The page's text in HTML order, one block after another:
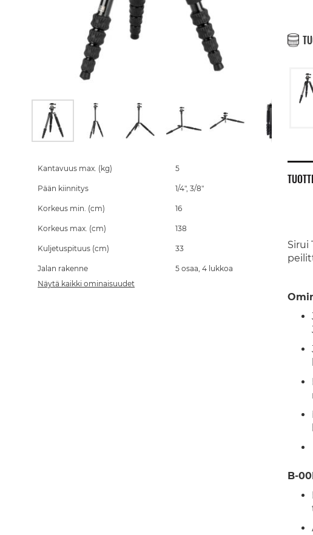
Sirui
B-
the
images
Kantavuus max. (kg) 5
Pään kiinnitys 1/4", 3/8"
Korkeus min. (cm) 16
Korkeus max. (cm) 138
Kuljetuspituus (cm) 33
Jalan rakenne
5 osaa, 4 lukkoa
Näytä kaikki ominaisuudet